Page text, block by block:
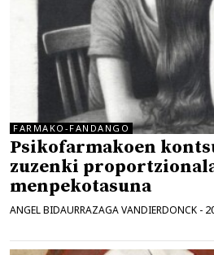
FARMAKO-FANDANGO
Psikofarmakoen
zuzenki
menpekotasuna
ANGEL BIDAURRAZAGA VANDIERDONCK -